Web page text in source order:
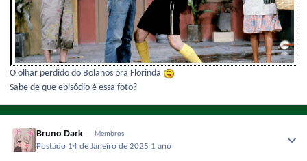
O olhar perdido do Bolaños pra Florinda
Sabe de que episódio é essa foto?
Bruno Dark Membros
Postado 14 de Janeiro de 2025 1 ano